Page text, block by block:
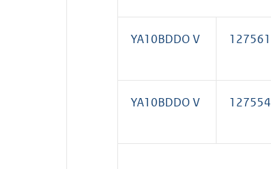
YA10BDDO V 127561
YA10BDDO V 127554